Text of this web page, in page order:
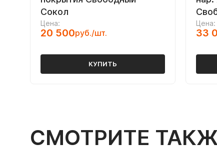
Сокол
Цена:
20 500руб./шт.
КУПИТЬ
Цена:
33
СМОТРИТЕ